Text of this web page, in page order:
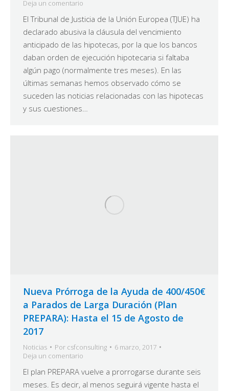
Deja un comentario
El Tribunal de Justicia de la Unión Europea (TJUE) ha
declarado abusiva la cláusula del vencimiento
anticipado de las hipotecas, por la que los bancos
daban orden de ejecución hipotecaria si faltaba
algún pago (normalmente tres meses). En las
últimas semanas hemos observado cómo se
suceden las noticias relacionadas con las hipotecas
y sus cuestiones…
Nueva Prórroga de la Ayuda de 400/450€
a Parados de Larga Duración (Plan
PREPARA): Hasta el 15 de Agosto de
2017
Noticias Por csfconsulting
6 marzo, 2017
Deja un comentario
El plan PREPARA vuelve a prorrogarse durante seis
meses. Es decir, al menos seguirá vigente hasta el